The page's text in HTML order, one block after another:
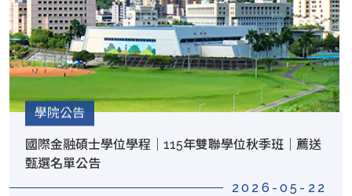
學院公告
國際金融碩士學位學程｜115年雙聯學位秋季班｜薦送
甄選名單公告
2026-05-22